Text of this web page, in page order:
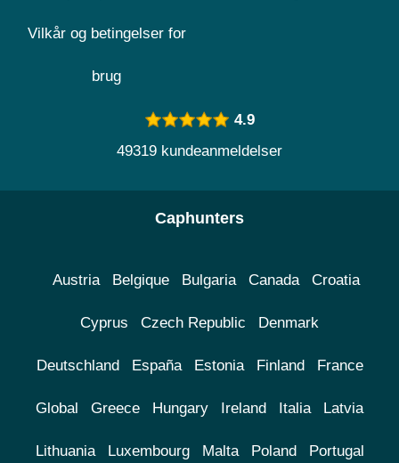
Vilkår og betingelser for
brug
4.9
49319 kundeanmeldelser
Caphunters
Austria Belgique Bulgaria Canada Croatia
Cyprus Czech Republic Denmark
Deutschland España Estonia Finland France
Global Greece Hungary Ireland Italia Latvia
Lithuania Luxembourg Malta Poland Portugal